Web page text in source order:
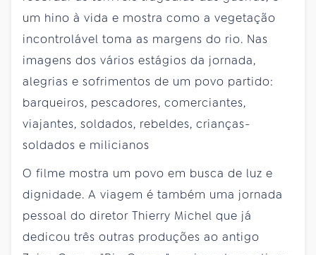
um hino à vida e mostra como a vegetação
incontrolável toma as margens do rio. Nas
imagens dos vários estágios da jornada,
alegrias e sofrimentos de um povo partido:
barqueiros, pescadores, comerciantes,
viajantes, soldados, rebeldes, crianças-
soldados e milicianos
O filme mostra um povo em busca de luz e
dignidade. A viagem é também uma jornada
pessoal do diretor Thierry Michel que já
dedicou três outras produções ao antigo